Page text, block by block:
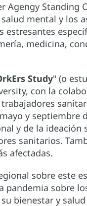
Agengy Standing
mental y los
estresantes
medicina,
Study" (o
con la
y septiembre
y de la ideación
sanitarios.
afectadas.
sobre este
pandemia sobre
bienestar y